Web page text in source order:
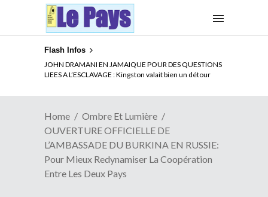
Flash Infos
JOHN DRAMANI EN JAMAIQUE POUR DES QUESTIONS
LIEES A L’ESCLAVAGE : Kingston valait bien un détour
ELECTION DE TALON A LA TETE DU SENAT BENINOIS :
Quand Patrice quitte le pouvoir sans partir !
Home
Ombre Et Lumière
OUVERTURE OFFICIELLE DE
L’AMBASSADE DU BURKINA EN RUSSIE:
Pour Mieux Redynamiser La Coopération
Entre Les Deux Pays